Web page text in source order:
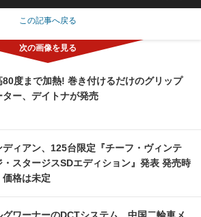
この記事へ戻る
80度まで加熱! 巻き付けるだけのグリップ
ター、デイトナが発売
ディアン、125台限定『チーフ・ヴィンテ
・スタージスSDエディション』発表 発売時
価格は未定
グワーナーのDCTシステム、中国二輪車メ